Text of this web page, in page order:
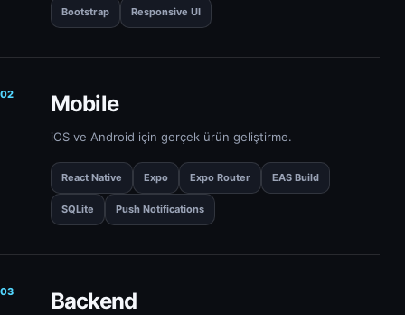
Bootstrap Responsive UI
02 Mobile
iOS ve Android için gerçek ürün geliştirme.
React Native Expo Expo Router EAS Build
SQLite Push Notifications
03 Backend